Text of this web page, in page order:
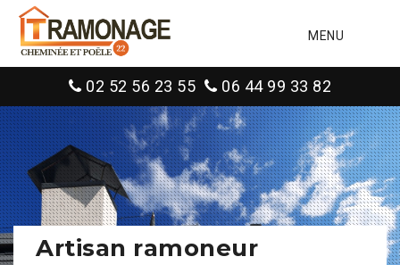
MENU
02 52 56 23 55 06 44 99 33 82
Artisan ramoneur